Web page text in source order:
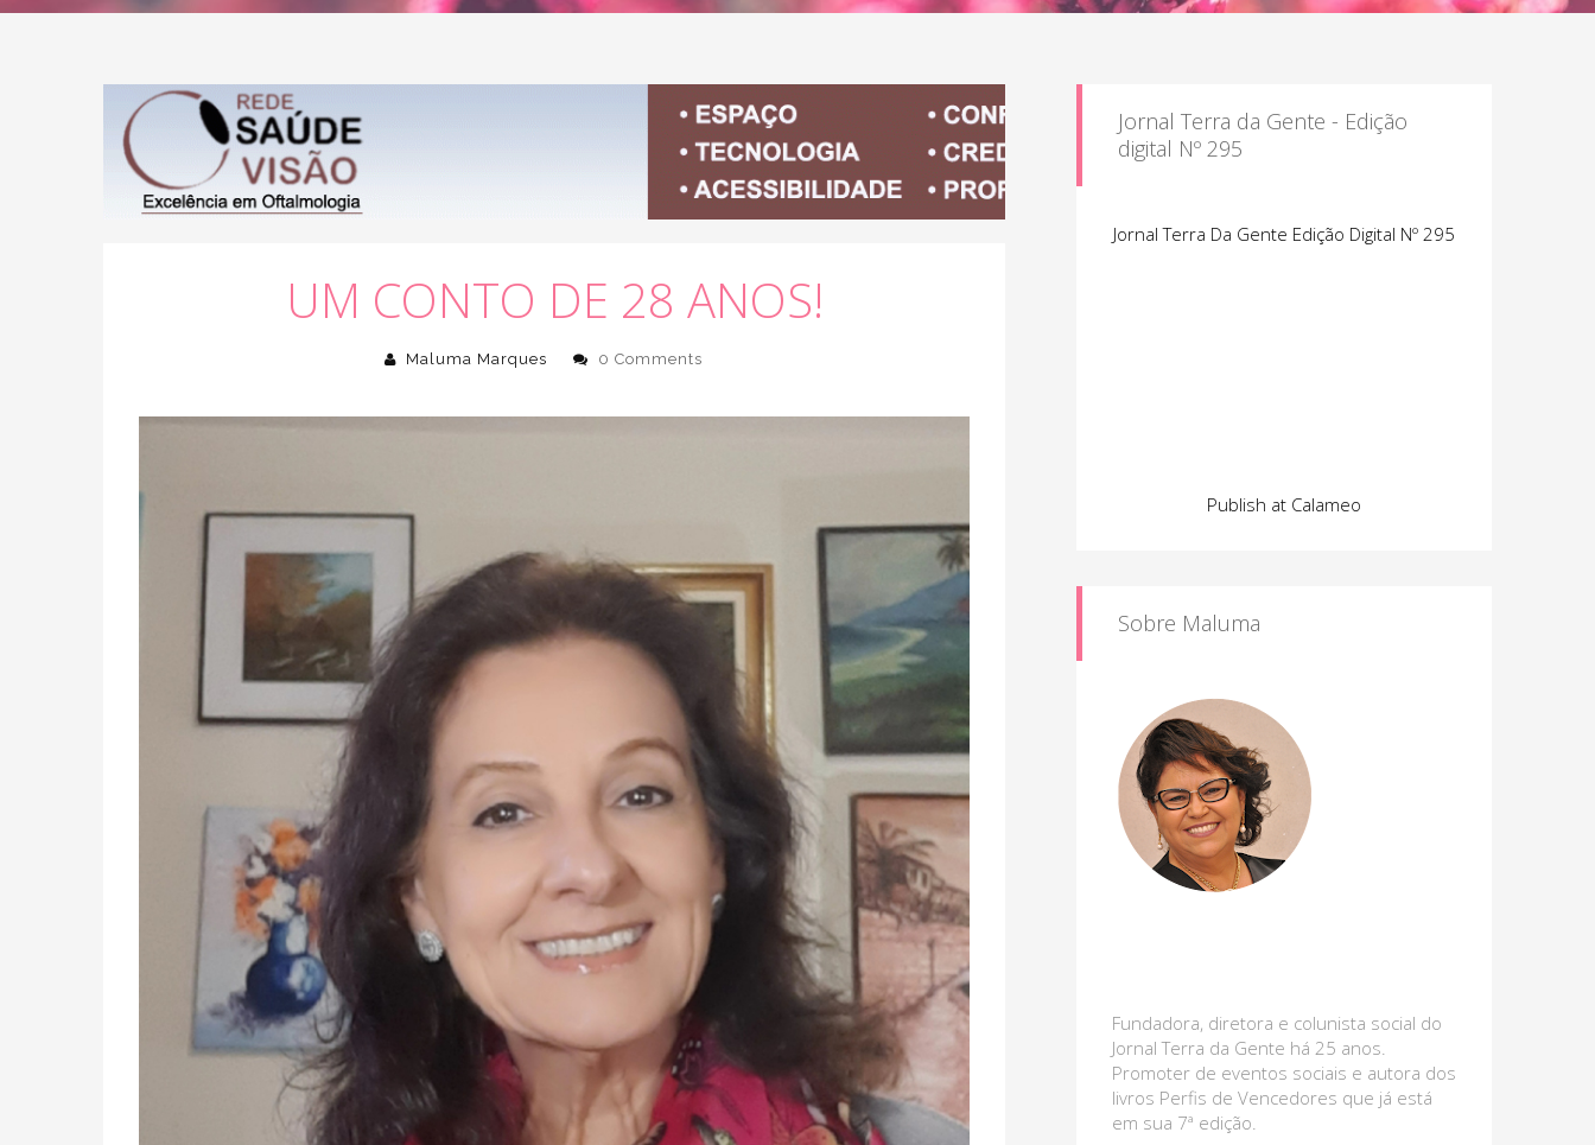
UM CONTO DE 28 ANOS!
Maluma Marques 0 Comments
Jornal Terra da Gente - Edição
digital Nº 295
Jornal Terra Da Gente Edição Digital Nº 295
Publish at Calameo
Sobre Maluma
Fundadora, diretora e colunista social do
Jornal Terra da Gente há 25 anos.
Promoter de eventos sociais e autora dos
livros Perfis de Vencedores que já está
em sua 7ª edição.